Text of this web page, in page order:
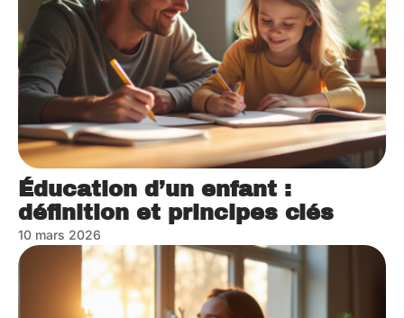
Éducation d’un enfant :
définition et principes clés
10 mars 2026